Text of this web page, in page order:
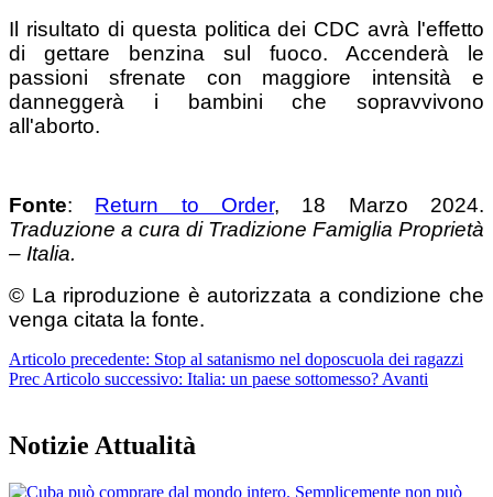
Il risultato di questa politica dei CDC avrà l'effetto
di gettare benzina sul fuoco. Accenderà le
passioni sfrenate con maggiore intensità e
danneggerà i bambini che sopravvivono
all'aborto.
Fonte: Return to Order, 18 Marzo 2024.
Traduzione a cura di Tradizione Famiglia Proprietà
– Italia.
© La riproduzione è autorizzata a condizione che
venga citata la fonte.
Articolo precedente: Stop al satanismo nel doposcuola dei ragazzi
Prec Articolo successivo: Italia: un paese sottomesso? Avanti
Notizie Attualità